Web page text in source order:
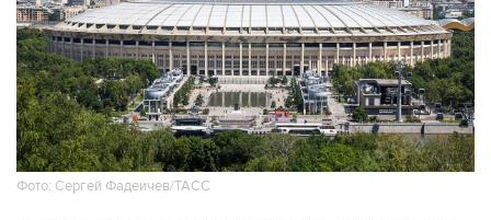
Фото: Сергей Фадеичев/ТАСС